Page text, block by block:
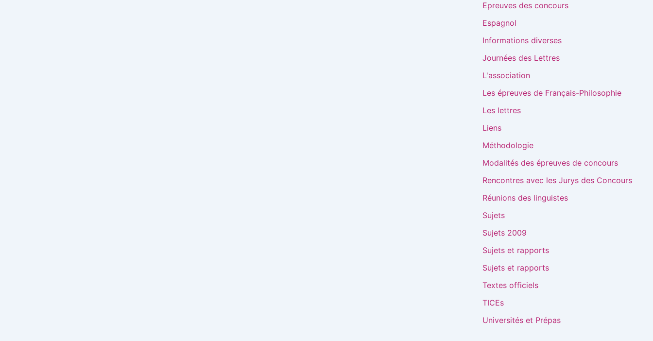
Epreuves des concours
Espagnol
Informations diverses
Journées des Lettres
L'association
Les épreuves de Français-Philosophie
Les lettres
Liens
Méthodologie
Modalités des épreuves de concours
Rencontres avec les Jurys des Concours
Réunions des linguistes
Sujets
Sujets 2009
Sujets et rapports
Sujets et rapports
Textes officiels
TICEs
Universités et Prépas